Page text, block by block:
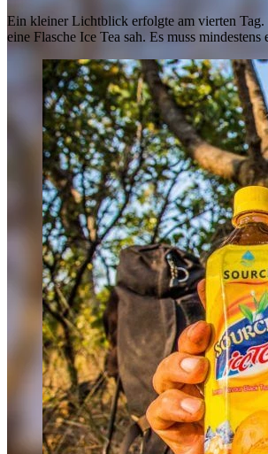
Ein kleiner Lichtblick erfolgte am vierten
eine Flasche Ice Tea sah. Es muss